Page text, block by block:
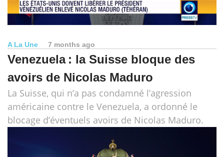
A La Une 7 months ago
Venezuela : la Suisse bloque des
avoirs de Nicolas Maduro
La Suisse, qui n’a pas condamné l’agression
américaine contre le Venezuela, a ordonné le
blocage d’éventuels avoirs de Nicolas Maduro.